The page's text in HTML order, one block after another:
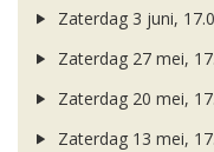
Zaterdag 3 juni,
Zaterdag 27 mei,
Zaterdag 20 mei,
Zaterdag 13 mei,